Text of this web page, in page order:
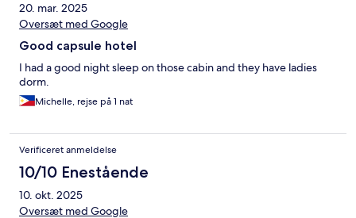
20. mar. 2025
Oversæt med Google
Good capsule hotel
I had a good night sleep on those cabin and they have ladies
dorm.
Michelle, rejse på 1 nat
Verificeret anmeldelse
10/10 Enestående
10. okt. 2025
Oversæt med Google